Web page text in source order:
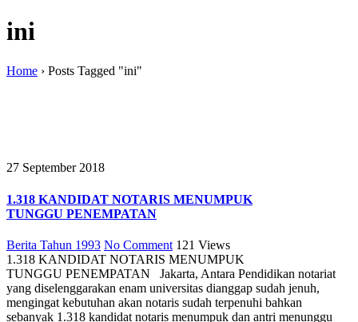
ini
Home › Posts Tagged "ini"
27 September 2018
1.318 KANDIDAT NOTARIS MENUMPUK
TUNGGU PENEMPATAN
Berita Tahun 1993 No Comment 121 Views
1.318 KANDIDAT NOTARIS MENUMPUK
TUNGGU PENEMPATAN Jakarta, Antara Pendidikan notariat
yang diselenggarakan enam universitas dianggap sudah jenuh,
mengingat kebutuhan akan notaris sudah terpenuhi bahkan
sebanyak 1.318 kandidat notaris menumpuk dan antri menunggu